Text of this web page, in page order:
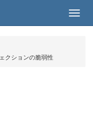
クションの脆弱性